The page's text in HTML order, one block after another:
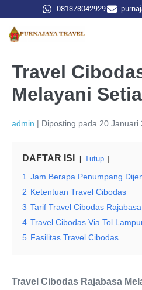
081373042929
Travel
Melayani
admin | Diposting pada 20 Januari
DAFTAR ISI Tutup
1 Jam Berapa Penumpang
2 Ketentuan Travel Cibodas
3 Tarif Travel Cibodas Rajabasa
4 Travel Cibodas Via Tol
5 Fasilitas Travel Cibodas
Travel Cibodas Rajabasa